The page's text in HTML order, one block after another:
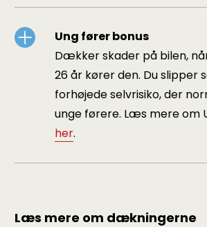
Ung fører bonus
Dækker skader på bilen,
26 år kører den. Du slipper
forhøjede selvrisiko, der
unge førere. Læs mere om
her.
Læs mere om dækningerne